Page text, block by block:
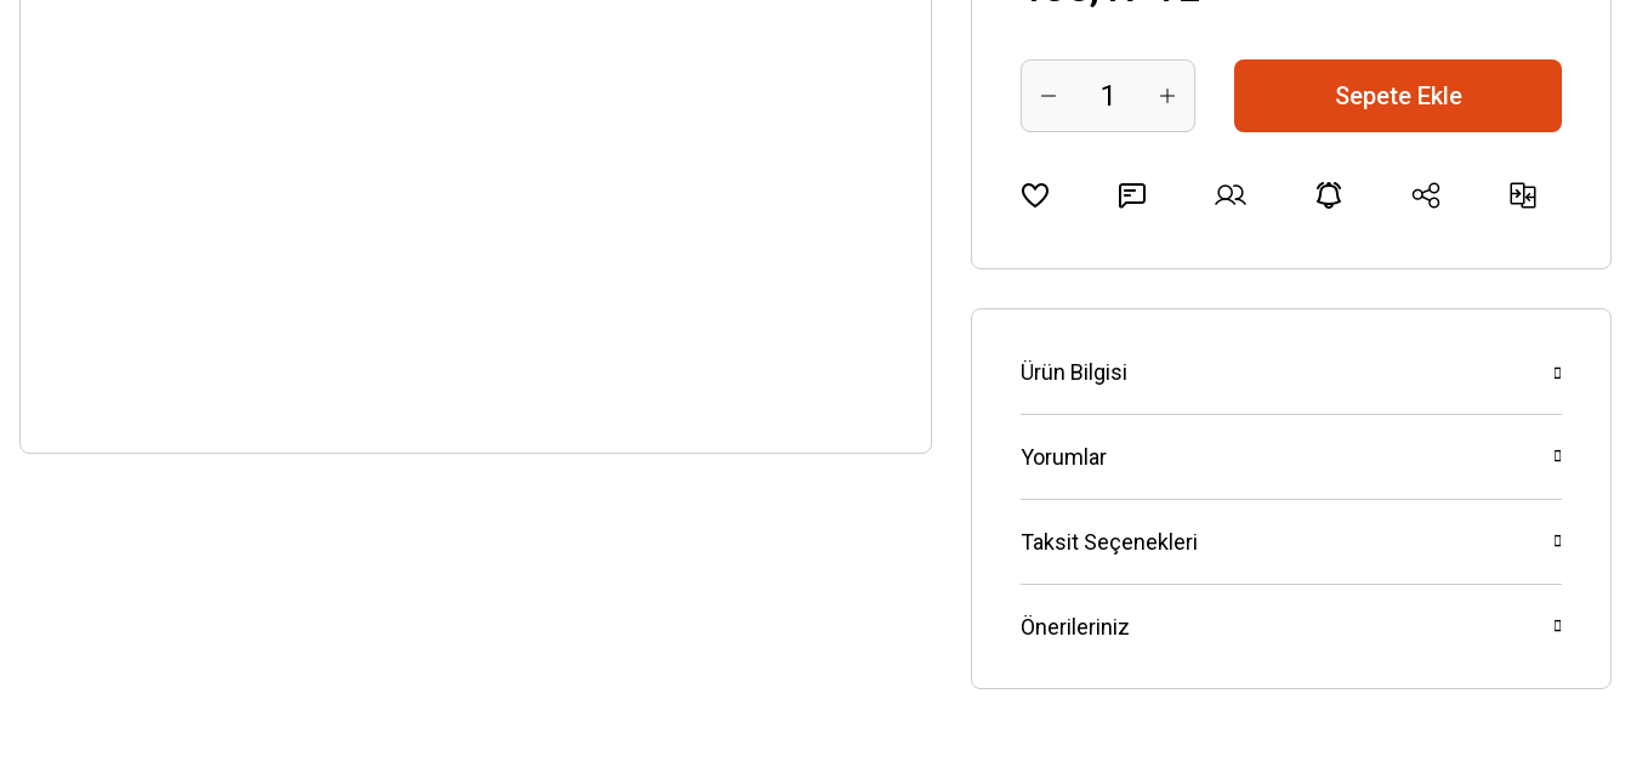
Sepete Ekle
Ürün Bilgisi
Yorumlar
Taksit Seçenekleri
Önerileriniz